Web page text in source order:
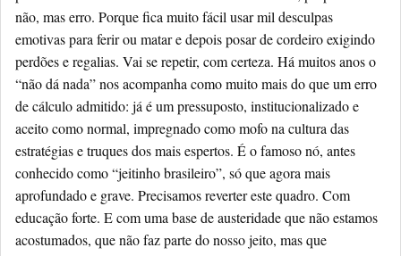
não, mas erro. Porque fica muito fácil usar mil desculpas
emotivas para ferir ou matar e depois posar de cordeiro exigindo
perdões e regalias. Vai se repetir, com certeza. Há muitos anos o
“não dá nada” nos acompanha como muito mais do que um erro
de cálculo admitido: já é um pressuposto, institucionalizado e
aceito como normal, impregnado como mofo na cultura das
estratégias e truques dos mais espertos. É o famoso nó, antes
conhecido como “jeitinho brasileiro”, só que agora mais
aprofundado e grave. Precisamos reverter este quadro. Com
educação forte. E com uma base de austeridade que não estamos
acostumados, que não faz parte do nosso jeito, mas que